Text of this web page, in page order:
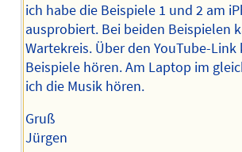
ich habe die Beispiele 1 und 2 am
ausprobiert. Bei beiden Beispielen
Wartekreis. Über den YouTube-
Beispiele hören. Am Laptop im
ich die Musik hören.
Gruß
Jürgen